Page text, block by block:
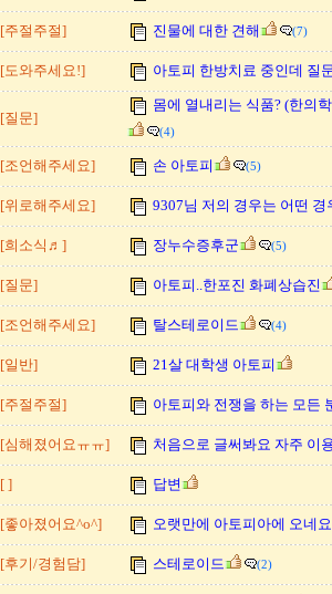
[주절주절] 진물에 대한 견해 (7)
[도와주세요!] 아토피 한방치료 중인데 질
[질문]
몸에 열내리는 식품? (한의
(4)
[조언해주세요] 손 아토피 (5)
[위로해주세요] 9307님 저의 경우는 어떤 경
[희소식♬] 장누수증후군 (5)
[질문] 아토피..한포진 화폐상습진
[조언해주세요] 탈스테로이드 (4)
[일반] 21살 대학생 아토피
[주절주절] 아토피와 전쟁을 하는 모든
[심해졌어요ㅠㅠ] 처음으로 글써봐요 자주 이
[ ] 답변
[좋아졌어요^o^] 오랫만에 아토피아에 오네
[후기/경험담] 스테로이드 (2)